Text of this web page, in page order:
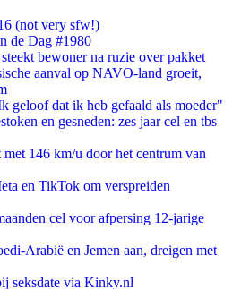
(not very sfw!)
de Dag #1980
bewoner na ruzie over pakket
aanval op NAVO-land groeit,
geloof dat ik heb gefaald als moeder"
en gesneden: zes jaar cel en tbs
met 146 km/u door het centrum van
en TikTok om verspreiden
cel voor afpersing 12-jarige
Arabië en Jemen aan, dreigen met
seksdate via Kinky.nl